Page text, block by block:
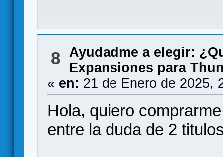
8
Ayudadme a elegir:
Expansiones para
« en: 21 de Enero de 2025,
Hola, quiero
entre la duda de 2